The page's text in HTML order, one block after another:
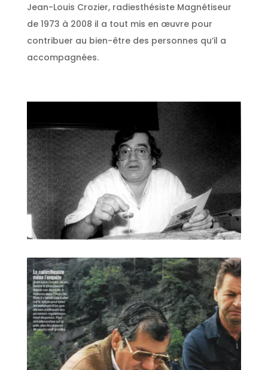
Jean-Louis Crozier, radiesthésiste Magnétiseur
de 1973 à 2008 il a tout mis en œuvre pour
contribuer au bien-être des personnes qu’il a
accompagnées.